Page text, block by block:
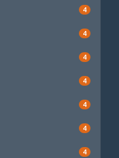
4
4
4
4
4
4
4